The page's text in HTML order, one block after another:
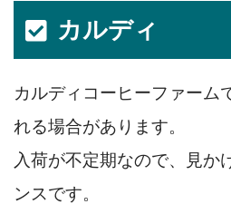
カルディ
カルディコーヒーファーム
れる場合があります。
入荷が不定期なので、見か
ンスです。